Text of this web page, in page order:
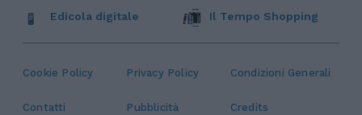
Cookie Policy Privacy Policy Condizioni Generali
Contatti Pubblicità
Credits
Edicola digitale Il Tempo Shopping